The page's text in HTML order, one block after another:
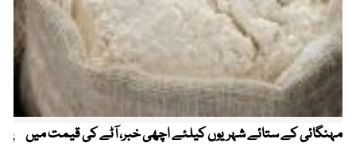
مہنگائی کے ستائے شہریوں کیلئے اچھی خبر، آٹے کی قیمت میں